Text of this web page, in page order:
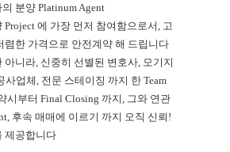
분양 Platinum Agent
Project 에 가장 먼저 참여함으로서, 고
렴한 가격으로 안전계약 해 드립니다
아니라, 신중히 선별된 변호사, 모기지
사업체, 전문 스테이징 까지 한 Team
시부터 Final Closing 까지, 그와 연관
후속 매매에 이르기 까지 오직 신뢰!
제공합니다